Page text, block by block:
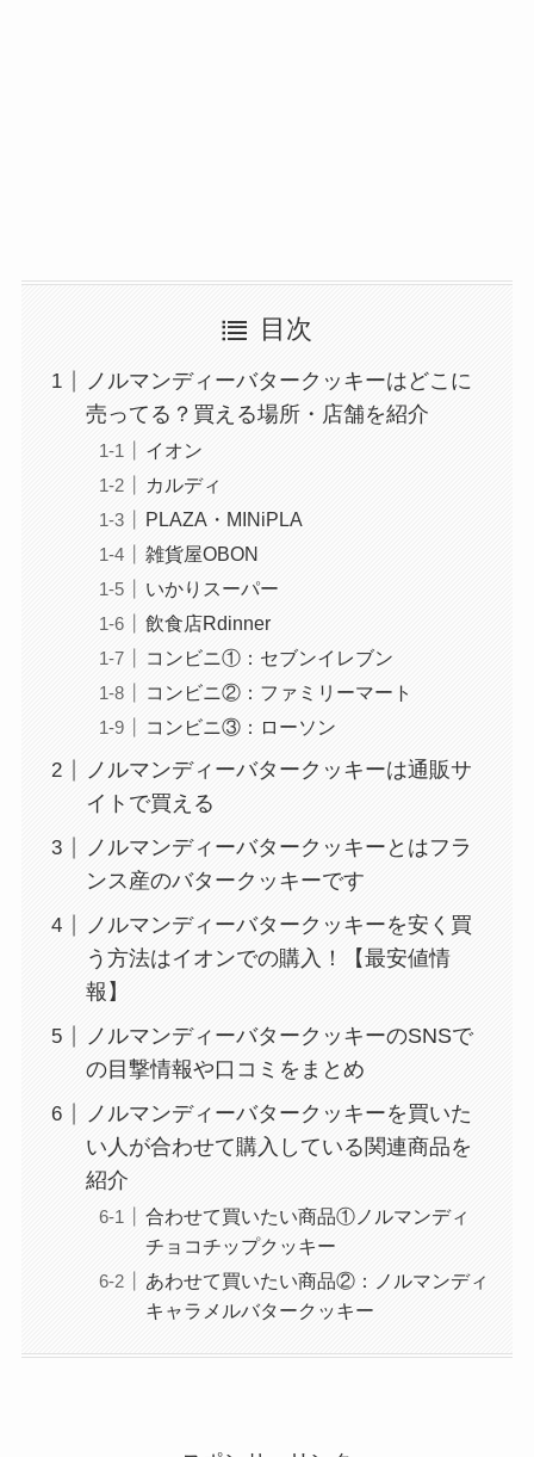
目次
ノルマンディーバタークッキーはどこに
売ってる？買える場所・店舗を紹介
イオン
カルディ
PLAZA・MINiPLA
雑貨屋OBON
いかりスーパー
飲食店Rdinner
コンビニ①：セブンイレブン
コンビニ②：ファミリーマート
コンビニ③：ローソン
ノルマンディーバタークッキーは通販サ
イトで買える
ノルマンディーバタークッキーとはフラ
ンス産のバタークッキーです
ノルマンディーバタークッキーを安く買
う方法はイオンでの購入！【最安値情
報】
ノルマンディーバタークッキーのSNSで
の目撃情報や口コミをまとめ
ノルマンディーバタークッキーを買いた
い人が合わせて購入している関連商品を
紹介
合わせて買いたい商品①ノルマンディ
チョコチップクッキー
あわせて買いたい商品②：ノルマンディ
キャラメルバタークッキー